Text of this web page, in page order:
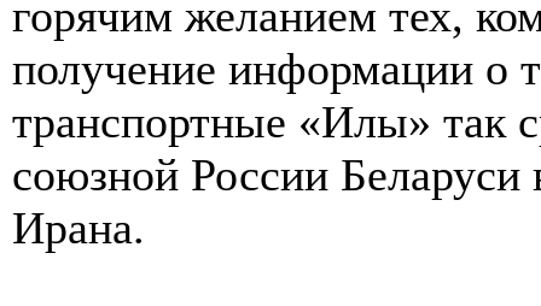
горячим желанием тех,
получение информации о
транспортные «Илы» так
союзной России
Ирана.